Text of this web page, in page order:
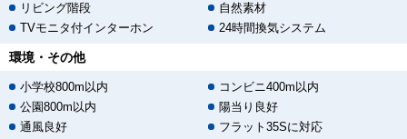
リビング階段
自然素材
TVモニタ付インターホン
24時間換気システム
環境・その他
小学校800m以内
コンビニ400m以内
公園800m以内
陽当り良好
通風良好
フラット35Sに対応